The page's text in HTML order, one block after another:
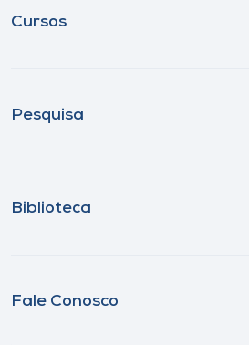
Cursos
Pesquisa
Biblioteca
Fale Conosco